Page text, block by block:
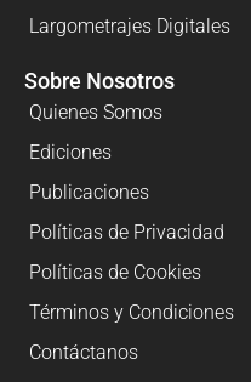
Largometrajes Digitales
Sobre Nosotros
Quienes Somos
Ediciones
Publicaciones
Políticas de Privacidad
Políticas de Cookies
Términos y Condiciones
Contáctanos